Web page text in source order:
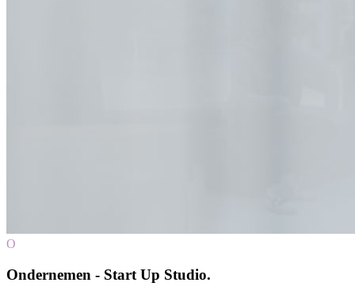
O
Ondernemen - Start Up Studio.